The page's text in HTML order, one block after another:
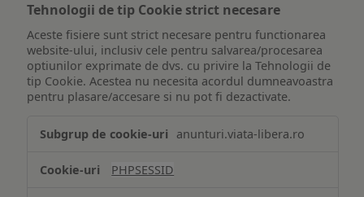
Tehnologii de tip Cookie strict necesare
Aceste fisiere sunt strict necesare pentru functionarea
website-ului, inclusiv cele pentru salvarea/procesarea
optiunilor exprimate de dvs. cu privire la Tehnologii de
tip Cookie. Acestea nu necesita acordul dumneavoastra
pentru plasare/accesare si nu pot fi dezactivate.
de
Cookie
anunturi.viata-libera.ro
PHPSESSID